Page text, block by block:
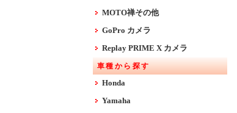
MOTO禅その他
GoPro カメラ
Replay PRIME X カメラ
車種から探す
Honda
Yamaha